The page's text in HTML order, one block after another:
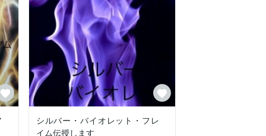
シルバー・バイオレット・フレ
イム伝授します